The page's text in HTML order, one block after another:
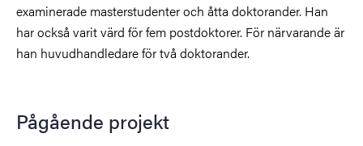
examinerade masterstudenter och åtta doktorander. Han
har också varit värd för fem postdoktorer. För närvarande är
han huvudhandledare för två doktorander.
Pågående projekt